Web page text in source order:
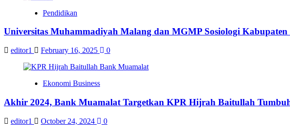
Pendidikan
Universitas Muhammadiyah Malang dan MGMP Sosiologi
editor1 February 16, 2025 0
Ekonomi Business
Akhir 2024, Bank Muamalat Targetkan KPR Hijrah Baitullah
editor1 October 24, 2024 0